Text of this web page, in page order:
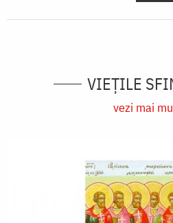
VIEŢILE
vezi mai